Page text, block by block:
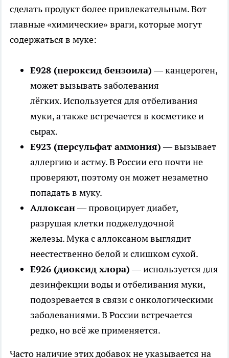
сделать продукт более привлекательным. Вот
главные «химические» враги, которые могут
содержаться в муке:
Е928 (пероксид бензоила)— канцероген,
может вызывать заболевания
лёгких. Используется для отбеливания
муки, а также встречается в косметике и
сырах.
Е923 (персульфат аммония)— вызывает
аллергию и астму. В России его почти не
проверяют, поэтому он может незаметно
попадать в муку.
Аллоксан— провоцирует диабет,
разрушая клетки поджелудочной
железы. Мука с аллоксаном выглядит
неестественно белой и слишком сухой.
Е926 (диоксид хлора)— используется для
дезинфекции воды и отбеливания муки,
подозревается в связи с онкологическими
заболеваниями. В России встречается
редко, но всё же применяется.
Часто наличие этих добавок не указывается на